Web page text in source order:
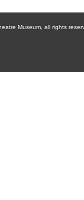
博士記
博物館
Museum, all rights